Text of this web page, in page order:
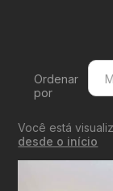
Ordenar
por
Você está
desde o início